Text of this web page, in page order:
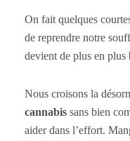
On fait quelques
de reprendre notre
devient de plus en plus
Nous croisons la
cannabis sans bien
aider dans l’effort.